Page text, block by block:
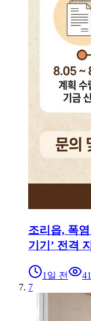
조리읍, 폭
기기’ 전격
1일 전
41
7